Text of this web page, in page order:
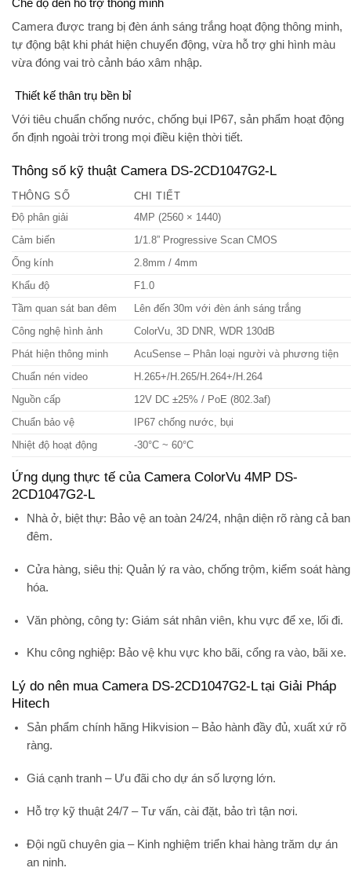
Chế độ đèn hỗ trợ thông minh
Camera được trang bị đèn ánh sáng trắng hoạt động thông minh,
tự động bật khi phát hiện chuyển động, vừa hỗ trợ ghi hình màu
vừa đóng vai trò cảnh báo xâm nhập.
Thiết kế thân trụ bền bỉ
Với tiêu chuẩn chống nước, chống bụi
IP67, sản phẩm hoạt động
ổn định ngoài trời trong mọi điều kiện thời tiết.
Thông số kỹ thuật Camera DS-2CD1047G2-L
THÔNG SỐ
CHI TIẾT
Độ phân giải
4MP (2560 × 1440)
Cảm biến
1/1.8” Progressive Scan CMOS
Ống kính
2.8mm / 4mm
Khẩu độ
F1.0
Tầm quan sát ban đêm
Lên đến 30m với đèn ánh sáng trắng
Công nghệ hình ảnh
ColorVu, 3D DNR, WDR 130dB
Phát hiện thông minh
AcuSense – Phân loại người và phương tiện
Chuẩn nén video
H.265+/H.265/H.264+/H.264
Nguồn cấp
12V DC ±25% / PoE (802.3af)
Chuẩn bảo vệ
IP67 chống nước, bụi
Nhiệt độ hoạt động
-30°C ~ 60°C
Ứng dụng thực tế của Camera ColorVu 4MP DS-
2CD1047G2-L
Nhà ở, biệt thự: Bảo vệ an toàn 24/24, nhận diện rõ ràng cả ban
đêm.
Cửa hàng, siêu thị: Quản lý ra vào, chống trộm, kiểm soát hàng
hóa.
Văn phòng, công ty: Giám sát nhân viên, khu vực để xe, lối đi.
Khu công nghiệp: Bảo vệ khu vực kho bãi, cổng ra vào, bãi xe.
Lý do nên mua Camera DS-2CD1047G2-L tại Giải Pháp
Hitech
Sản phẩm chính hãng Hikvision– Bảo hành đầy đủ, xuất xứ rõ
ràng.
Giá cạnh tranh– Ưu đãi cho dự án số lượng lớn.
Hỗ trợ kỹ thuật 24/7– Tư vấn, cài đặt, bảo trì tận nơi.
Đội ngũ chuyên gia– Kinh nghiệm triển khai hàng trăm dự án
an ninh.